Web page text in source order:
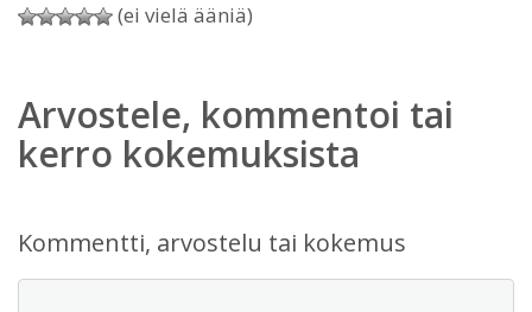
(ei vielä ääniä)
Arvostele, kommentoi tai
kerro kokemuksista
Kommentti, arvostelu tai kokemus